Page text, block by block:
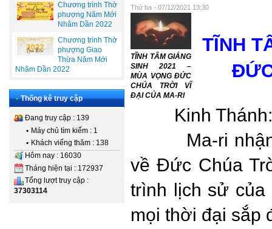
Chương trình Thờ
phượng Năm Mới
Nhâm Dần 2022
Chương trình Thờ
phượng Giao
Thừa Năm Mới
Nhâm Dần 2022
• Thống kê truy cập
Đang truy cập : 139
• Máy chủ tìm kiếm : 1
• Khách viếng thăm : 138
Hôm nay : 16030
Tháng hiện tại : 172937
Tổng lượt truy cập :
37303114
Thứ ba - 07/12/2021 13:30
TĨNH TÂM GIÁNG
SINH 2021 –
MÙA VỌNG ĐỨC
CHÚA TRỜI VĨ
ĐẠI CỦA MA-RI
TĨNH
Kinh Thánh:
Ma-ri
về Đức Chúa
trình lịch sử của
mọi thời đại sắp